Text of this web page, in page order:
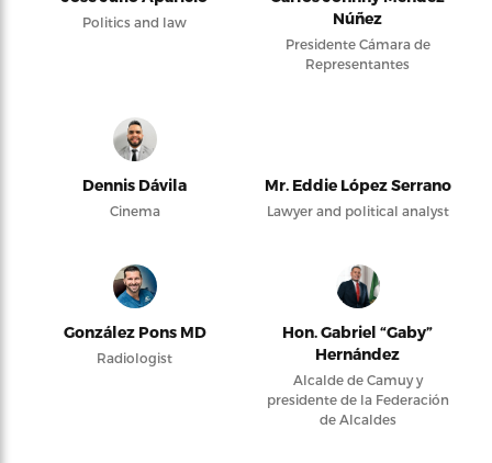
Politics and law
Núñez
Presidente Cámara de
Representantes
Dennis Dávila
Cinema
Mr. Eddie López Serrano
Lawyer and political analyst
González Pons MD
Radiologist
Hon. Gabriel “Gaby”
Hernández
Alcalde de Camuy y
presidente de la Federación
de Alcaldes